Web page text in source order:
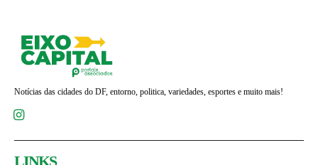
Notícias das cidades do DF, entorno, politica, variedades, esportes e muito mais!
LINKS